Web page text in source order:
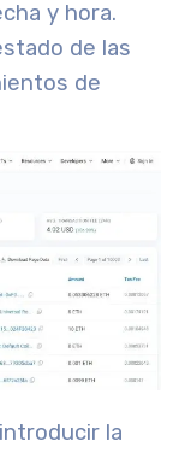
y hora.
de las
de
la